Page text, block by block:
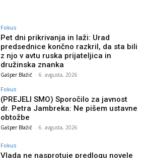
Fokus
Pet dni prikrivanja in laži: Urad
predsednice končno razkril, da sta bili
z njo v avtu ruska prijateljica in
družinska znanka
Gašper Blažič - 6. avgusta, 2026
Fokus
(PREJELI SMO) Sporočilo za javnost
dr. Petra Jambreka: Ne pišem ustavne
obtožbe
Gašper Blažič - 6. avgusta, 2026
Fokus
Vlada ne nasprotuje predlogu novele